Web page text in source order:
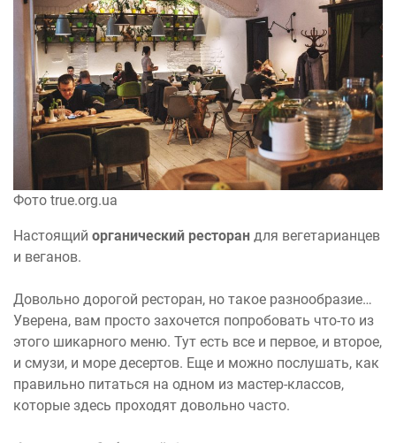
Фото true.org.ua
Настоящий органический ресторан для вегетарианцев
и веганов.
Довольно дорогой ресторан, но такое разнообразие…
Уверена, вам просто захочется попробовать что-то из
этого шикарного меню. Тут есть все и первое, и второе,
и смузи, и море десертов. Еще и можно послушать, как
правильно питаться на одном из мастер-классов,
которые здесь проходят довольно часто.